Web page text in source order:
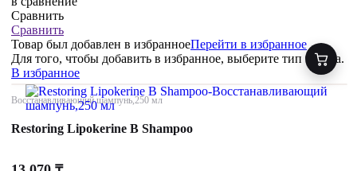
Сравнить
Сравнить
Товар был добавлен в избранноеПерейти в избранное
Для того, чтобы добавить в избранное, выберите тип товара.
В избранное
Восстанавливающий шампунь,250 мл
Restoring Lipokerine B Shampoo